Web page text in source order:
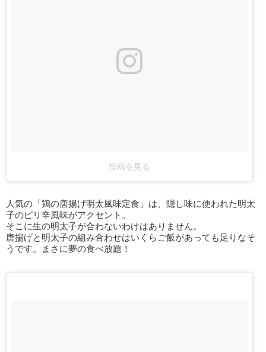
投稿を見る
人気の「鶏の唐揚げ明太風味定食」は、隠し味に使われた明太
子のピリ辛風味がアクセント。
そこに生の明太子が合わないわけはありません。
唐揚げと明太子の組み合わせはいくらご飯があっても足りなそ
うです。まさに夢の食べ放題！